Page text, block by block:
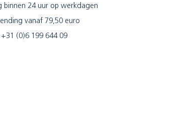
binnen 24 uur op werkdagen
vanaf 79,50 euro
(0)6 199 644 09